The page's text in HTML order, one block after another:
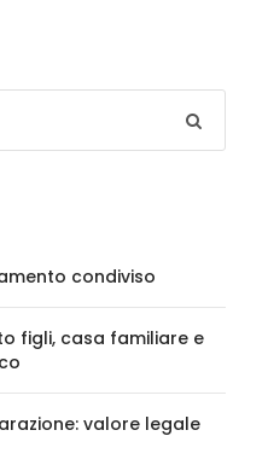
condiviso
figli, casa familiare e
valore legale